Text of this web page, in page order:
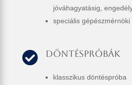
jóváhagyatásig,
speciális
 Döntéspróbák
klasszikus döntéspróba